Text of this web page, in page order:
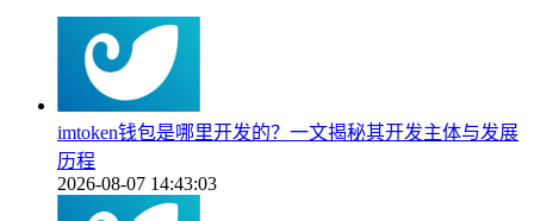
imtoken钱包是哪里开发的？一文揭秘其开发主体与发展
历程
2026-08-07 14:43:03